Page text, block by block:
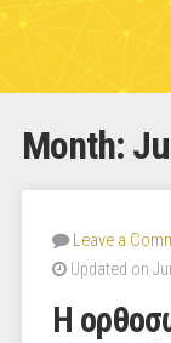
Month:
Leave a
Updated on
Η